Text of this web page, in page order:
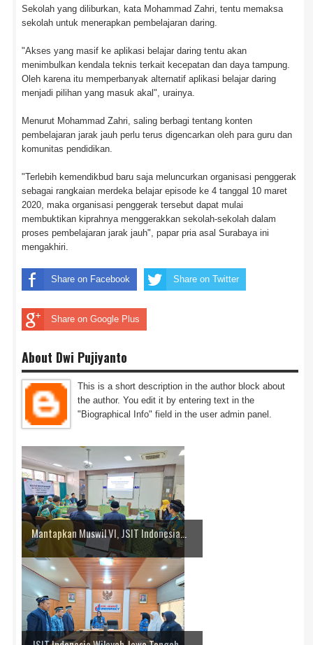
Sekolah yang diliburkan, kata Mohammad Zahri, tentu memaksa
sekolah untuk menerapkan pembelajaran daring.
"Akses yang masif ke aplikasi belajar daring tentu akan
menimbulkan kendala teknis terkait kecepatan dan daya tampung.
Oleh karena itu memperbanyak alternatif aplikasi belajar daring
menjadi pilihan yang masuk akal", urainya.
Menurut Mohammad Zahri, saling berbagi tentang konten
pembelajaran jarak jauh perlu terus digencarkan oleh para guru dan
komunitas pendidikan.
"Terlebih kemendikbud baru saja meluncurkan organisasi penggerak
sebagai rangkaian merdeka belajar episode ke 4 tanggal 10 maret
2020, maka organisasi penggerak tersebut dapat mulai
membuktikan kiprahnya menggerakkan sekolah-sekolah dalam
proses pembelajaran jarak jauh", papar pria asal Surabaya ini
mengakhiri.
Share on Facebook Share on Twitter
Share on Google Plus
About Dwi Pujiyanto
This is a short description in the author block about
the author. You edit it by entering text in the
"Biographical Info" field in the user admin panel.
Mantapkan Muswil VI, JSIT Indonesia...